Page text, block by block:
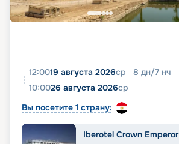
12:0019 августа 2026ср 8 дн/7 нч
10:0026 августа 2026ср
Вы посетите 1 страну:
Iberotel Crown Emperor